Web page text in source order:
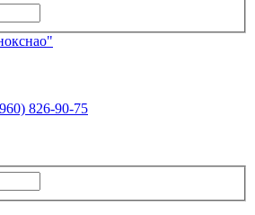
826-90-75